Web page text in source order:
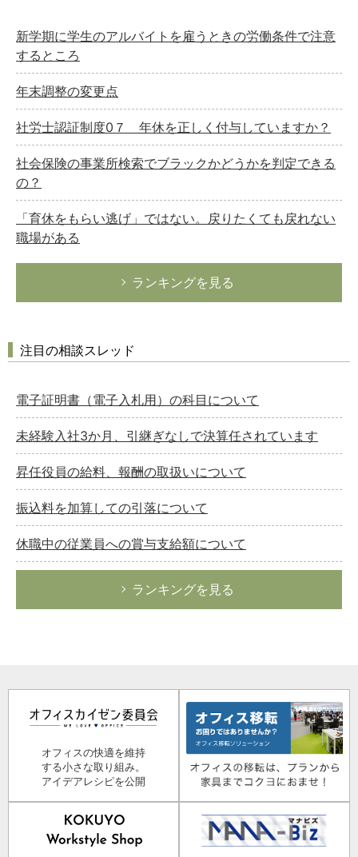
新学期に学生のアルバイトを雇うときの労働条件で注意
するところ
年末調整の変更点
社労士認証制度0７ 年休を正しく付与していますか？
社会保険の事業所検索でブラックかどうかを判定できる
の？
「育休をもらい逃げ」ではない。戻りたくても戻れない
職場がある
ランキングを見る
注目の相談スレッド
電子証明書（電子入札用）の科目について
未経験入社3か月、引継ぎなしで決算任されています
昇任役員の給料、報酬の取扱いについて
振込料を加算しての引落について
休職中の従業員への賞与支給額について
ランキングを見る
オフィスの快適を維持
する小さな取り組み。
アイデアレシピを公開